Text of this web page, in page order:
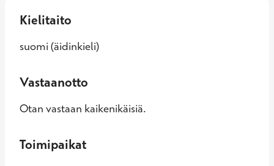
Kielitaito
suomi (äidinkieli)
Vastaanotto
Otan vastaan kaikenikäisiä.
Toimipaikat